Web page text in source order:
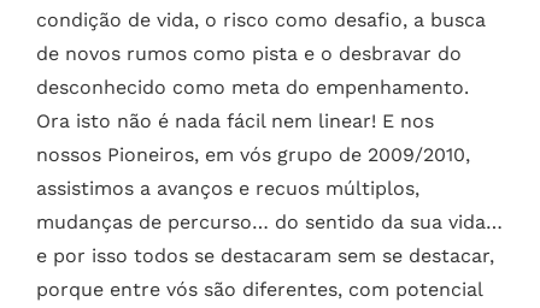
condição de vida, o risco como desafio, a busca
de novos rumos como pista e o desbravar do
desconhecido como meta do empenhamento.
Ora isto não é nada fácil nem linear! E nos
nossos Pioneiros, em vós grupo de 2009/2010,
assistimos a avanços e recuos múltiplos,
mudanças de percurso… do sentido da sua vida…
e por isso todos se destacaram sem se destacar,
porque entre vós são diferentes, com potencial